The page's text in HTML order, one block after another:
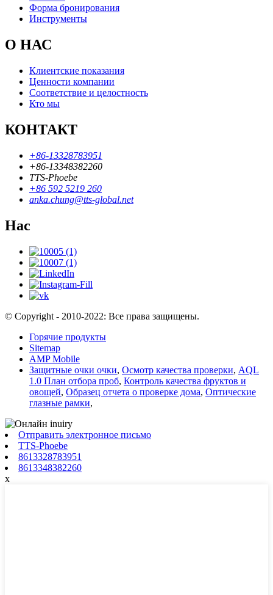
Форма бронирования
Инструменты
О НАС
Клиентские показания
Ценности компании
Соответствие и целостность
Кто мы
КОНТАКТ
+86-13328783951
+86-13348382260
TTS-Phoebe
+86 592 5219 260
anka.chung@tts-global.net
Нас
© Copyright - 2010-2022: Все права защищены.
Горячие продукты
Sitemap
AMP Mobile
Защитные очки очки, Осмотр качества проверки, AQL
1.0 План отбора проб, Контроль качества фруктов и
овощей, Образец отчета о проверке дома, Оптические
глазные рамки,
Отправить электронное письмо
TTS-Phoebe
8613328783951
8613348382260
x